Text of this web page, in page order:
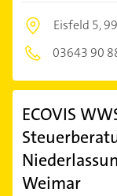
Eisfeld 5,
03643 90
ECOVIS
Weimar